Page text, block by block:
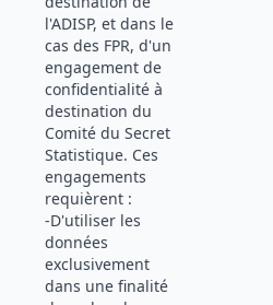
l'ADISP, et dans le
cas des FPR, d'un
engagement de
confidentialité à
destination du
Comité du Secret
Statistique. Ces
engagements
requièrent :
-D'utiliser les
données
exclusivement
dans une finalité